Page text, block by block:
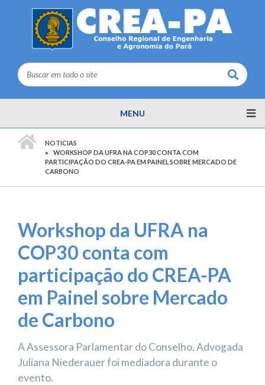
Buscar
MENU
NOTICIAS
WORKSHOP DA UFRA NA COP30 CONTA COM
PARTICIPAÇÃO DO CREA-PA EM PAINEL SOBRE MERCADO DE
CARBONO
Workshop da UFRA na
COP30 conta com
participação do CREA-PA
em Painel sobre Mercado
de Carbono
A Assessora Parlamentar do Conselho, Advogada
Juliana Niederauer foi mediadora durante o
evento.